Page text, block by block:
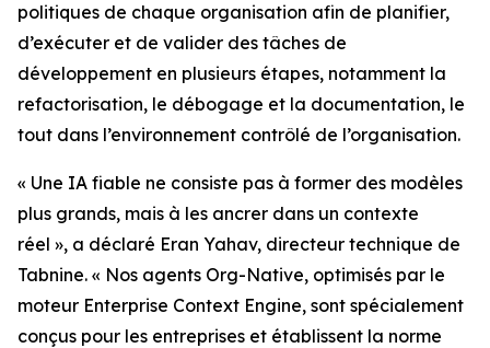
politiques de chaque organisation afin de planifier,
d’exécuter et de valider des tâches de
développement en plusieurs étapes, notamment la
refactorisation, le débogage et la documentation, le
tout dans l’environnement contrôlé de l’organisation.
« Une IA fiable ne consiste pas à former des modèles
plus grands, mais à les ancrer dans un contexte
réel », a déclaré Eran Yahav, directeur technique de
Tabnine. « Nos agents Org-Native, optimisés par le
moteur Enterprise Context Engine, sont spécialement
conçus pour les entreprises et établissent la norme